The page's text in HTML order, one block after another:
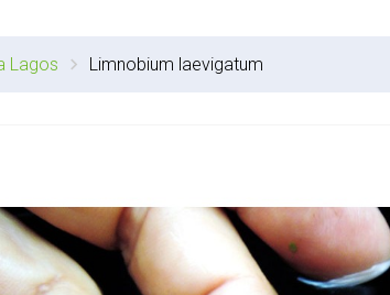
Lagos Limnobium laevigatum